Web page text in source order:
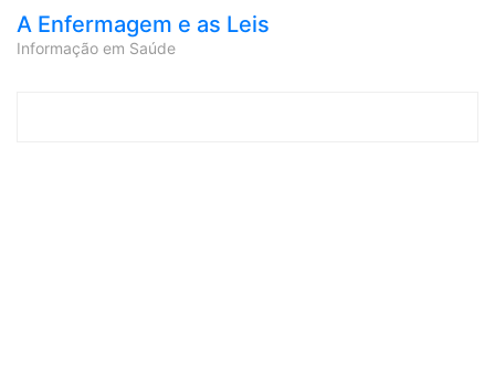
A Enfermagem e as Leis
Informação em Saúde